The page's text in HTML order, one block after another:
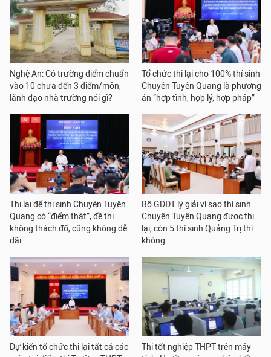
Nghệ An: Có trường điểm chuẩn
vào 10 chưa đến 3 điểm/môn,
lãnh đạo nhà trường nói gì?
Tổ chức thi lại cho 100% thí sinh
Chuyên Tuyên Quang là phương
án “hợp tình, hợp lý, hợp pháp”
Thi lại để thi sinh Chuyên Tuyên
Quang có “điểm thật”, đề thi
không thách đố, cũng không dễ
dãi
Bộ GDĐT lý giải vì sao thí sinh
Chuyên Tuyên Quang được thi
lại, còn 5 thí sinh Quảng Trị thì
không
Dự kiến tổ chức thi lại tất cả các
Thi tốt nghiệp THPT trên máy